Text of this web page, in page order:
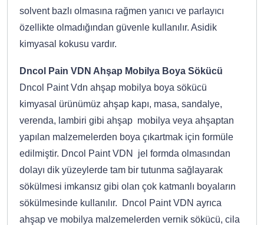
solvent bazlı olmasına rağmen yanıcı ve parlayıcı
özellikte olmadığından güvenle kullanılır. Asidik
kimyasal kokusu vardır.
Dncol Pain VDN Ahşap Mobilya Boya Sökücü
Dncol Paint Vdn ahşap mobilya boya sökücü
kimyasal ürünümüz ahşap kapı, masa, sandalye,
verenda, lambiri gibi ahşap mobilya veya ahşaptan
yapılan malzemelerden boya çıkartmak için formüle
edilmiştir. Dncol Paint VDN jel formda olmasından
dolayı dik yüzeylerde tam bir tutunma sağlayarak
sökülmesi imkansız gibi olan çok katmanlı boyaların
sökülmesinde kullanılır. Dncol Paint VDN ayrıca
ahşap ve mobilya malzemelerden vernik sökücü, cila